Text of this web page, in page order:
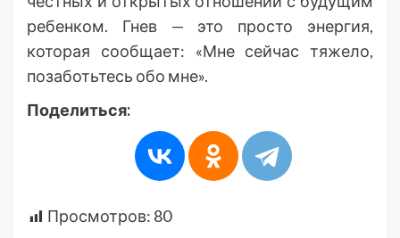
ребенком. Гнев — это просто энергия,
которая сообщает: «Мне сейчас тяжело,
позаботьтесь обо мне».
Поделиться:
Просмотров: 80